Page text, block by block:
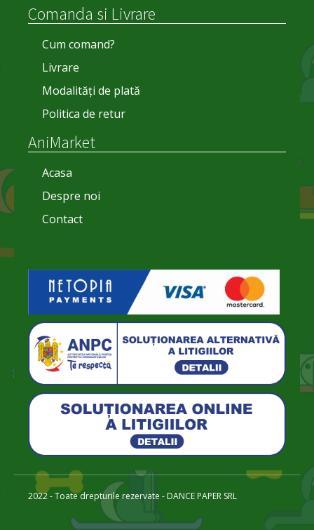
Comanda si Livrare
Cum comand?
Livrare
Modalități de plată
Politica de retur
AniMarket
Acasa
Despre noi
Contact
2022 - Toate drepturile rezervate - DANCE PAPER SRL